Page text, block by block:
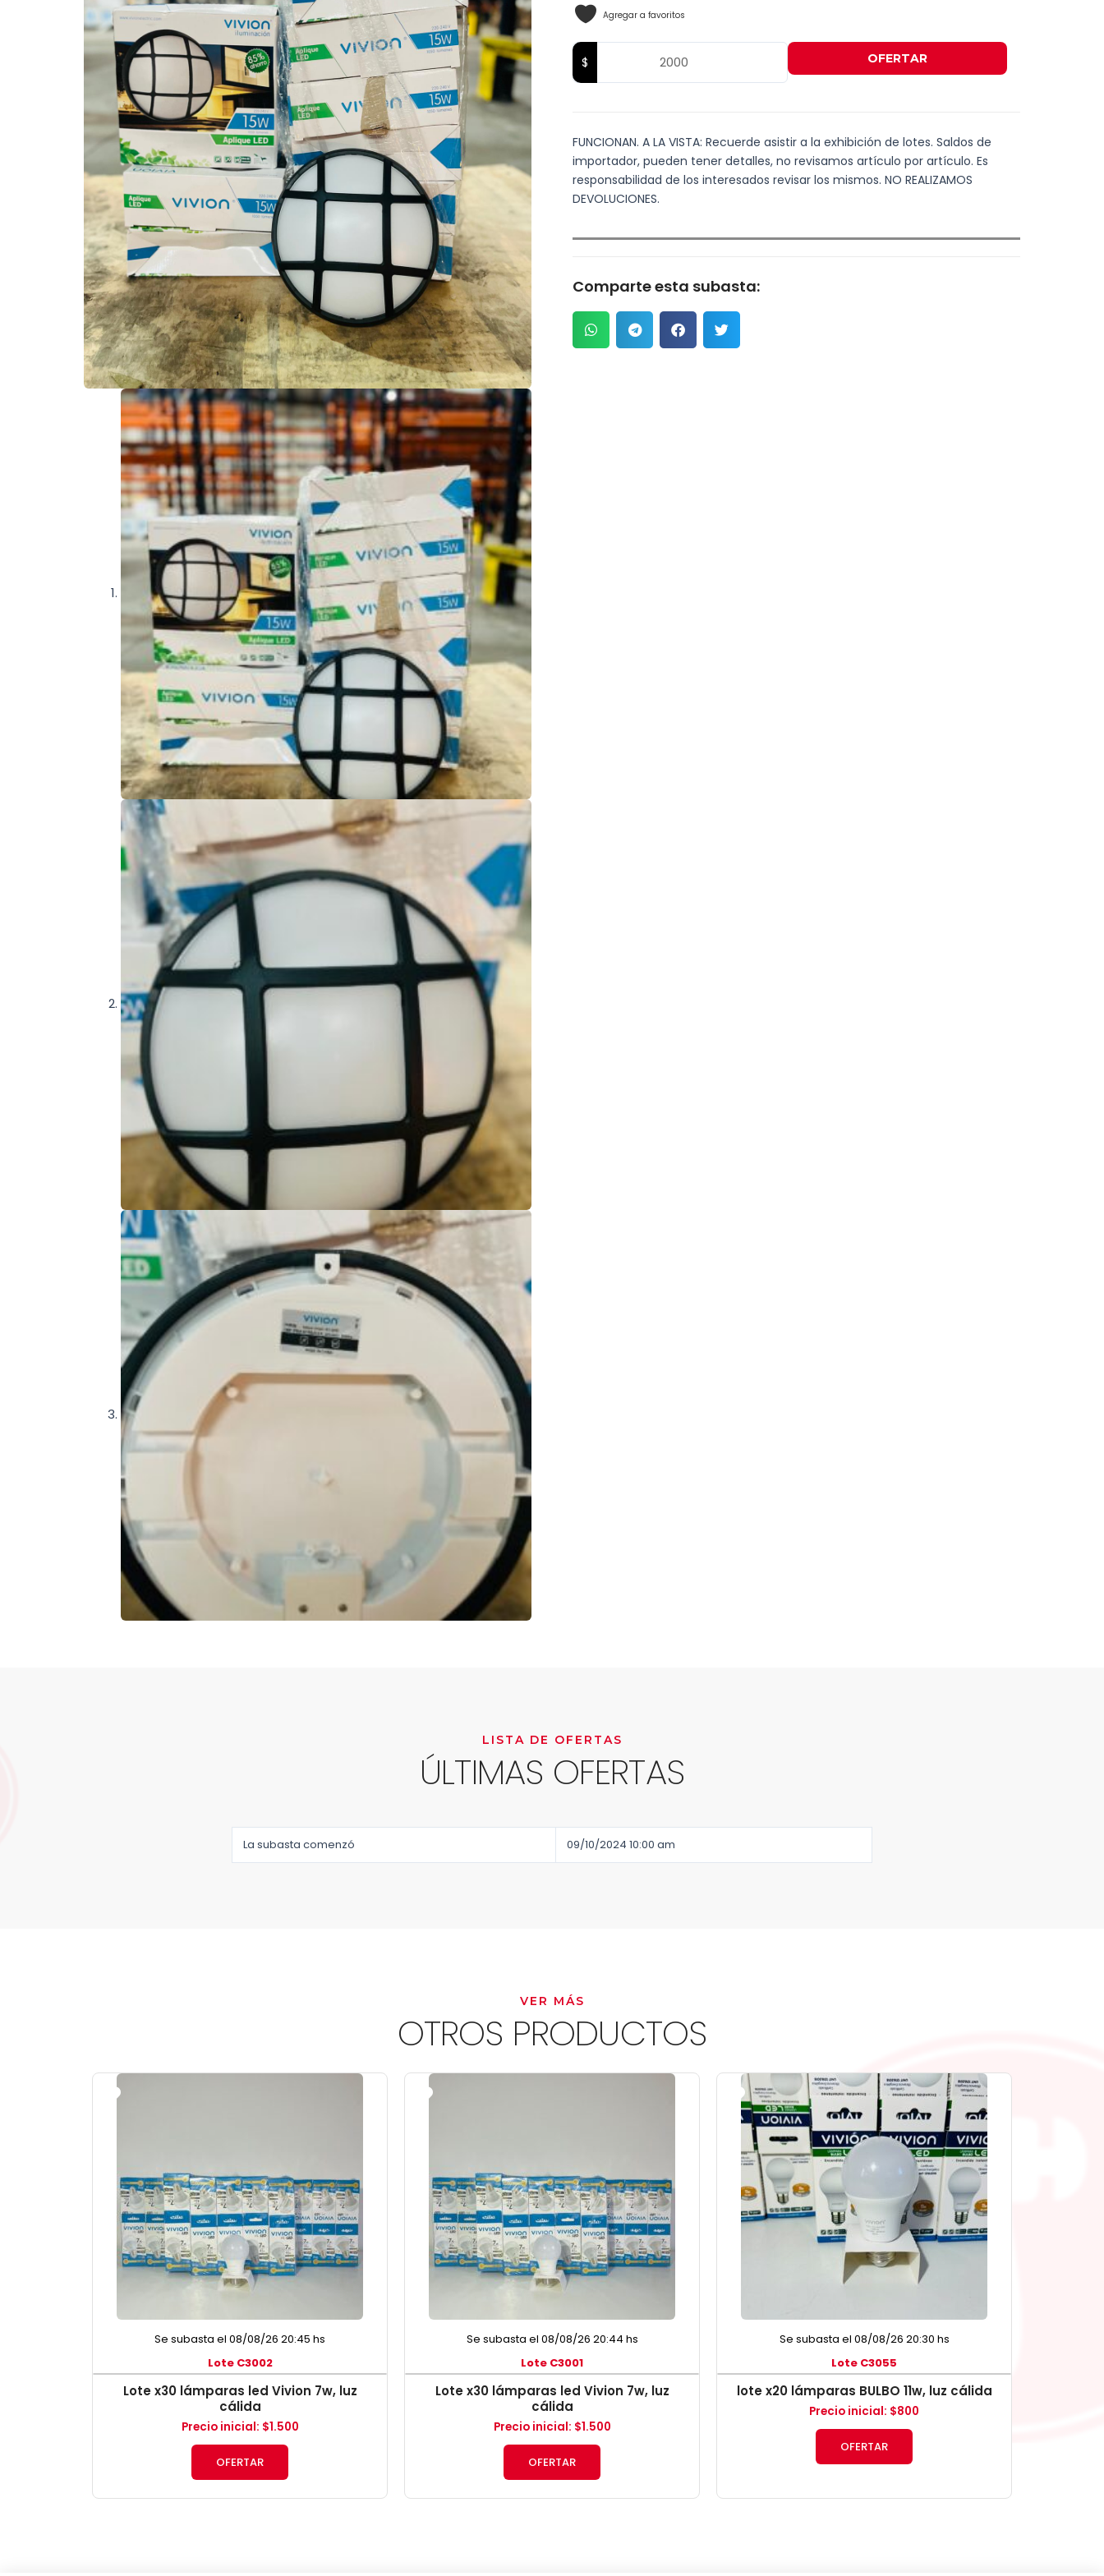
Agregar a favoritos
OFERTAR
FUNCIONAN. A LA VISTA: Recuerde asistir a la exhibición de lotes. Saldos de
importador, pueden tener detalles, no revisamos artículo por artículo. Es
responsabilidad de los interesados revisar los mismos. NO REALIZAMOS
DEVOLUCIONES.
Comparte esta subasta:
LISTA DE OFERTAS
ÚLTIMAS OFERTAS
La subasta comenzó 09/10/2024 10:00 am
VER MÁS
OTROS PRODUCTOS
Se subasta el 08/08/26 20:45 hs
Lote C3002
Lote x30 lámparas led Vivion 7w, luz
cálida
Precio inicial: $1.500
OFERTAR
Se subasta el 08/08/26 20:44 hs
Lote C3001
Lote x30 lámparas led Vivion 7w, luz
cálida
Precio inicial: $1.500
OFERTAR
Se subasta el 08/08/26 20:30 hs
Lote C3055
lote x20 lámparas BULBO 11w, luz cálida
Precio inicial: $800
OFERTAR